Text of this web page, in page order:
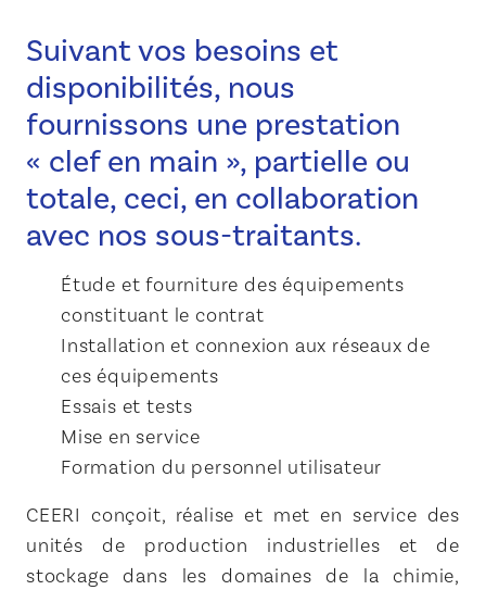
Suivant vos besoins et
disponibilités, nous
fournissons une prestation
« clef en main », partielle ou
totale, ceci, en collaboration
avec nos sous-traitants.
Étude et fourniture des équipements
constituant le contrat
Installation et connexion aux réseaux de
ces équipements
Essais et tests
Mise en service
Formation du personnel utilisateur
CEERI conçoit, réalise et met en service des
unités de production industrielles et de
stockage dans les domaines de la chimie,